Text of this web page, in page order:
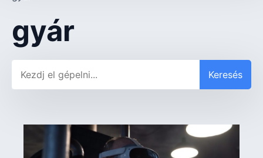
gyár
Keresés